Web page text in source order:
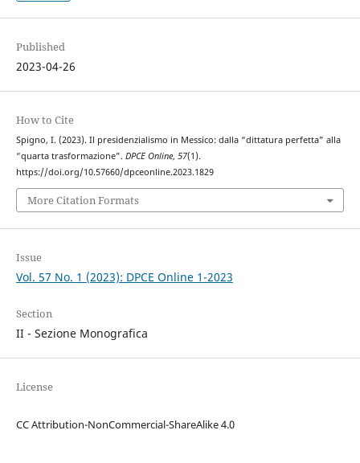
Published
2023-04-26
How to Cite
Spigno, I. (2023). Il presidenzialismo in Messico: dalla “dittatura perfetta” alla
“quarta trasformazione”. DPCE Online, 57(1).
https://doi.org/10.57660/dpceonline.2023.1829
More Citation Formats
Issue
Vol. 57 No. 1 (2023): DPCE Online 1-2023
Section
II - Sezione Monografica
License
CC Attribution-NonCommercial-ShareAlike 4.0